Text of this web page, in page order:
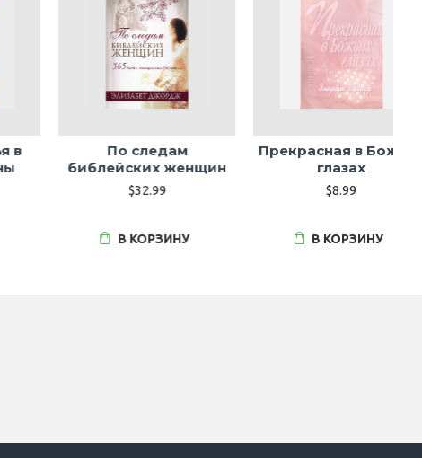
По следам
библейских женщин
$32.99
В КОРЗИНУ
Прекрасная в Божьих
глазах
В КОРЗИНУ